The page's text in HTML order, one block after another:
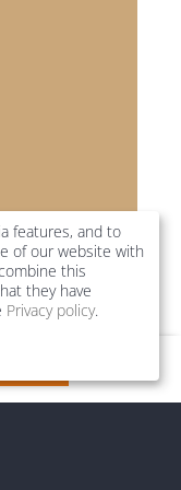
features, and to
of our website with
this
they have
Privacy policy.